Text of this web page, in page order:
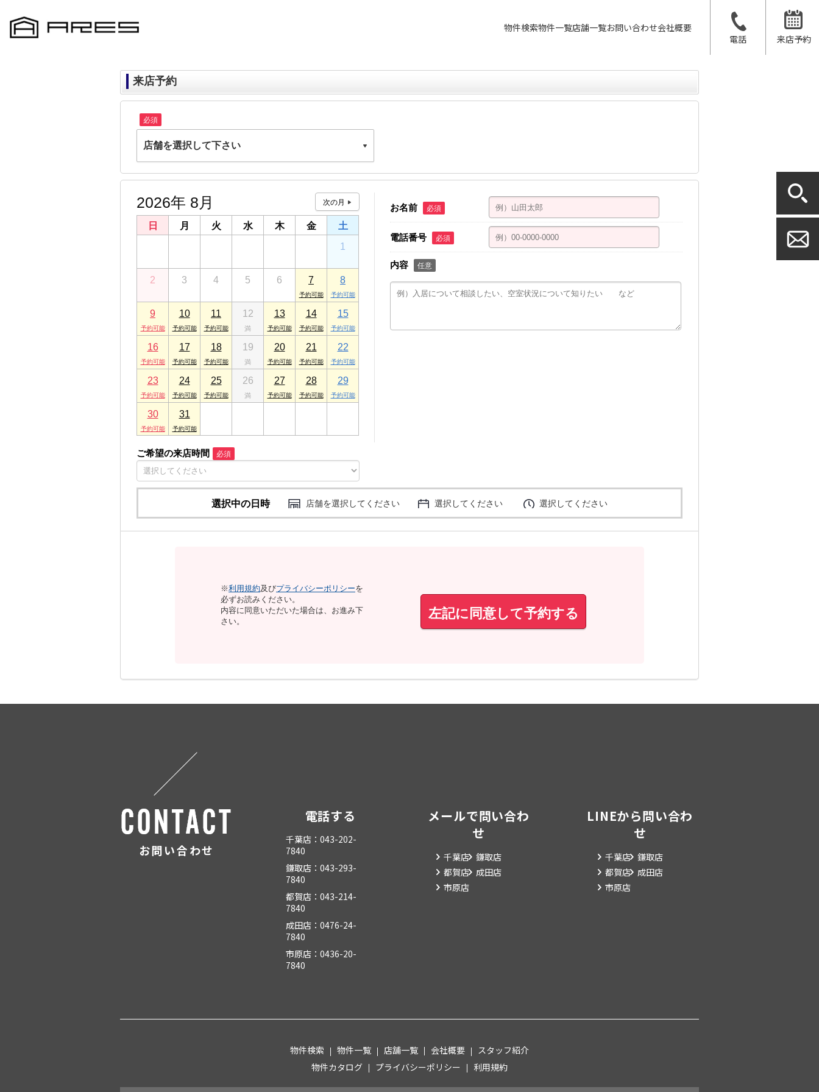
物件検索物件一覧店舗一覧お問い合わせ会社概要
電話
来店予約
来店予約
必須
店舗を選択して下さい
ARES千葉店
ARES鎌取店
千葉県千葉市緑区おゆみ野３丁目23-5
ARES都賀店
ARES成田店
千葉県成田市ウイング土屋267 メゾンドプロヴァンス 1F
ARES市原店
千葉県市原市五井中央東１丁目18-2
2026年 8月
日 月 火 水 木 金
土
1
2 3 4 5 6 7 8
9 10 11 12 13 14 15
16 17 18 19 20 21 22
23 24 25 26 27 28 29
30 31
ご希望の来店時間 必須
お名前 必須
電話番号 必須
内容 任意
選択中の日時 店舗を選択してください 選択してください 選択してください
※利用規約及びプライバシーポリシーを
必ずお読みください。
内容に同意いただいた場合は、お進み下
さい。
左記に同意して予約する
お問い合わせ
電話する
千葉店：043-202-
7840
鎌取店：043-293-
7840
都賀店：043-214-
7840
成田店：0476-24-
7840
市原店：0436-20-
7840
メールで問い合わ
せ
千葉店 鎌取店
都賀店 成田店
市原店
LINEから問い合わ
せ
千葉店 鎌取店
都賀店
成田店
市原店
物件検索 物件一覧 店舗一覧 会社概要
スタッフ紹介
物件カタログ
プライバシーポリシー 利用規約